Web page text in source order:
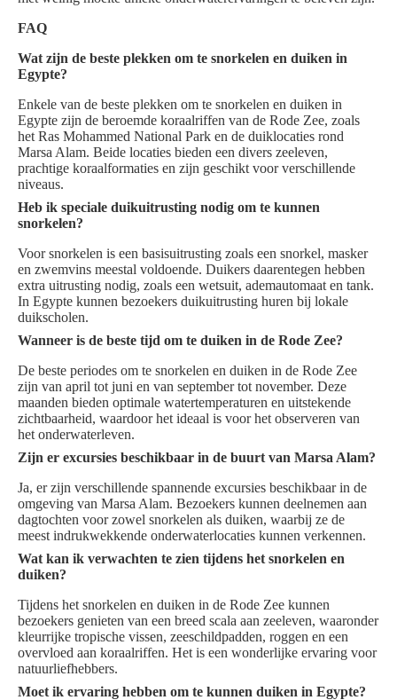
FAQ
Wat zijn de beste plekken om te snorkelen en duiken in
Egypte?
Enkele van de beste plekken om te snorkelen en duiken in
Egypte zijn de beroemde koraalriffen van de Rode Zee, zoals
het Ras Mohammed National Park en de duiklocaties rond
Marsa Alam. Beide locaties bieden een divers zeeleven,
prachtige koraalformaties en zijn geschikt voor verschillende
niveaus.
Heb ik speciale duikuitrusting nodig om te kunnen
snorkelen?
Voor snorkelen is een basisuitrusting zoals een snorkel, masker
en zwemvins meestal voldoende. Duikers daarentegen hebben
extra uitrusting nodig, zoals een wetsuit, ademautomaat en tank.
In Egypte kunnen bezoekers duikuitrusting huren bij lokale
duikscholen.
Wanneer is de beste tijd om te duiken in de Rode Zee?
De beste periodes om te snorkelen en duiken in de Rode Zee
zijn van april tot juni en van september tot november. Deze
maanden bieden optimale watertemperaturen en uitstekende
zichtbaarheid, waardoor het ideaal is voor het observeren van
het onderwaterleven.
Zijn er excursies beschikbaar in de buurt van Marsa Alam?
Ja, er zijn verschillende spannende excursies beschikbaar in de
omgeving van Marsa Alam. Bezoekers kunnen deelnemen aan
dagtochten voor zowel snorkelen als duiken, waarbij ze de
meest indrukwekkende onderwaterlocaties kunnen verkennen.
Wat kan ik verwachten te zien tijdens het snorkelen en
duiken?
Tijdens het snorkelen en duiken in de Rode Zee kunnen
bezoekers genieten van een breed scala aan zeeleven, waaronder
kleurrijke tropische vissen, zeeschildpadden, roggen en een
overvloed aan koraalriffen. Het is een wonderlijke ervaring voor
natuurliefhebbers.
Moet ik ervaring hebben om te kunnen duiken in Egypte?